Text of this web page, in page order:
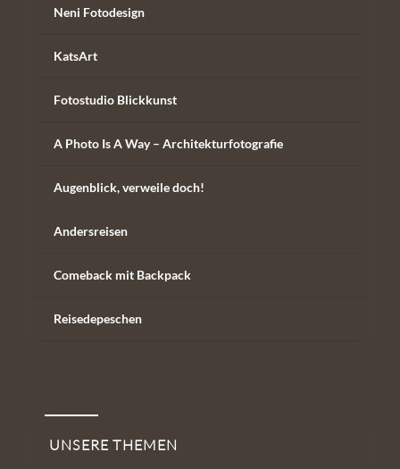
Neni Fotodesign
KatsArt
Fotostudio Blickkunst
A Photo Is A Way – Architekturfotografie
Augenblick, verweile doch!
Andersreisen
Comeback mit Backpack
Reisedepeschen
UNSERE THEMEN